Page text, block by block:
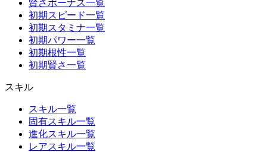
賢さボーナス一覧
初期スピード一覧
初期スタミナ一覧
初期パワー一覧
初期根性一覧
初期賢さ一覧
スキル
スキル一覧
固有スキル一覧
進化スキル一覧
レアスキル一覧